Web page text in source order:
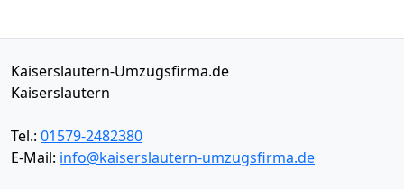
Kaiserslautern-Umzugsfirma.de
Kaiserslautern
Tel.: 01579-2482380
E-Mail: info@kaiserslautern-umzugsfirma.de